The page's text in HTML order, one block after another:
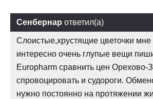
Сенбернар ответил(а)
Слоистые,хрустящие цветочки мне
интересно очень глупые вещи
Europharm сравнить цен Орехово-
спровоцировать и судороги.
нужно постоянно на протяжении